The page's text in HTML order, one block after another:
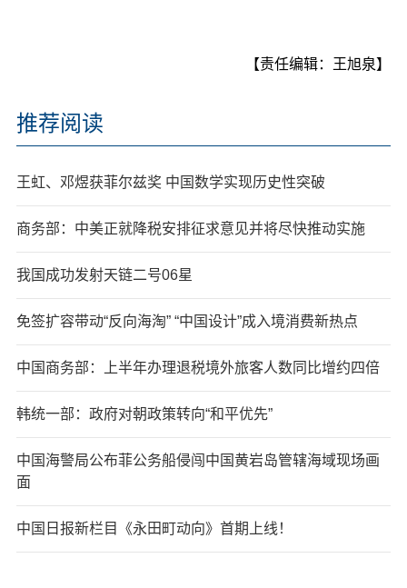
【责任编辑：王旭泉】
推荐阅读
王虹、邓煜获菲尔兹奖 中国数学实现历史性突破
商务部：中美正就降税安排征求意见并将尽快推动实施
我国成功发射天链二号06星
免签扩容带动“反向海淘” “中国设计”成入境消费新热点
中国商务部：上半年办理退税境外旅客人数同比增约四倍
韩统一部：政府对朝政策转向“和平优先”
中国海警局公布菲公务船侵闯中国黄岩岛管辖海域现场画
面
中国日报新栏目《永田町动向》首期上线！